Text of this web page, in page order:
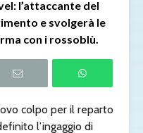
l’attaccante del
e svolgerà le
con i rossoblù.
colpo per il reparto
l’ingaggio di